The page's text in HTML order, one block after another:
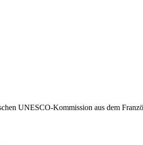
UNESCO-Kommission aus dem